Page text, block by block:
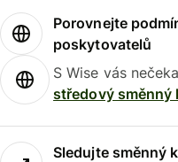
Porovnejte
poskytovatelů
S Wise vás
středový směnný
Sledujte směnný